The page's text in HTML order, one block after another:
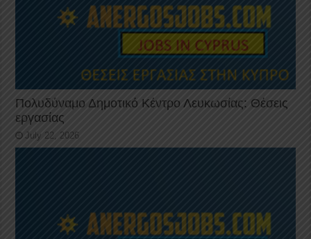
Πολυδύναμο Δημοτικό Κέντρο Λευκωσίας: Θέσεις
εργασίας
July 22, 2026